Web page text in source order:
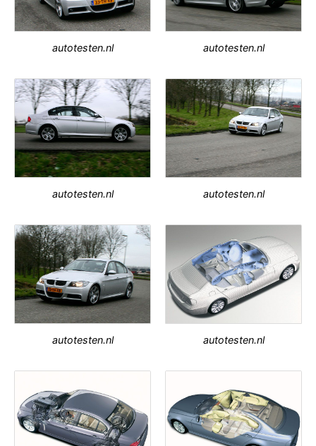
autotesten.nl autotesten.nl
autotesten.nl autotesten.nl
autotesten.nl autotesten.nl